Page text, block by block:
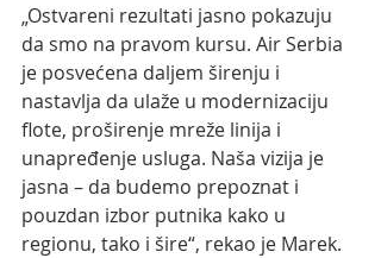
„Ostvareni rezultati jasno pokazuju
da smo na pravom kursu. Air Serbia
je posvećena daljem širenju i
nastavlja da ulaže u modernizaciju
flote, proširenje mreže linija i
unapređenje usluga. Naša vizija je
jasna – da budemo prepoznat i
pouzdan izbor putnika kako u
regionu, tako i šire“, rekao je Marek.